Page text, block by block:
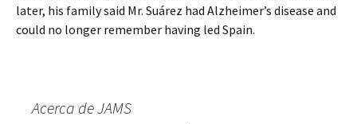
later, his family said Mr. Suárez had Alzheimer’s disease and
could no longer remember having led Spain.
Acerca de JAMS